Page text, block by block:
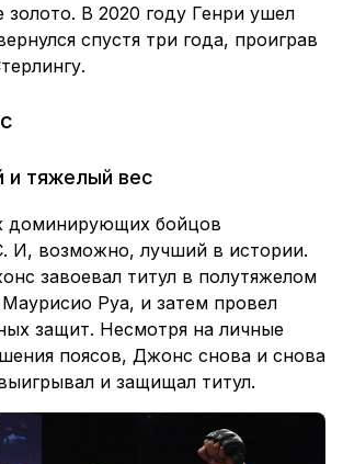
золото. В 2020 году Генри ушел
спустя три года, проиграв
и тяжелый вес
доминирующих бойцов
И, возможно, лучший в истории.
завоевал титул в полутяжелом
Руа, и затем провел
защит. Несмотря на личные
поясов, Джонс снова и снова
и защищал титул.